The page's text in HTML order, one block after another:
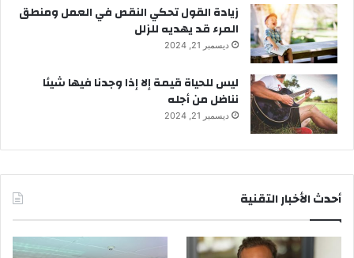
زيادة القول تحكي النقص في العمل ومنطق
المرء قد يهديه للزلل
ديسمبر 21, 2024
ليس للحياة قيمة إلا إذا وجدنا فيها شيئا
نناضل من أجله
ديسمبر 21, 2024
أحدث الأخبار التقنية